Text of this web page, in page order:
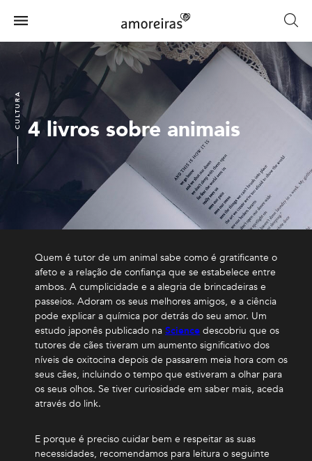
main
content
Home
Menu
CULTURA
4 livros sobre animais
Quem é tutor de um animal sabe como é gratificante o
afeto e a relação de confiança que se estabelece entre
ambos. A cumplicidade e a alegria de brincadeiras e
passeios. Adoram os seus melhores amigos, e a ciência
pode explicar a química por detrás do seu amor. Um
estudo japonês publicado na Science descobriu que os
tutores de cães tiveram um aumento significativo dos
níveis de oxitocina depois de passarem meia hora com os
seus cães, incluindo o tempo que estiveram a olhar para
os seus olhos. Se tiver curiosidade em saber mais, aceda
através do link.
E porque é preciso cuidar bem e respeitar as suas
necessidades, recomendamos para leitura o seguinte